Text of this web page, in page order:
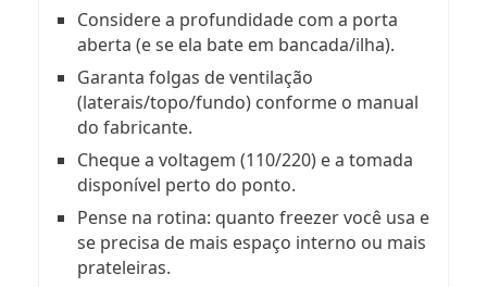
Considere a profundidade com a porta
aberta (e se ela bate em bancada/ilha).
Garanta folgas de ventilação
(laterais/topo/fundo) conforme o manual
do fabricante.
Cheque a voltagem (110/220) e a tomada
disponível perto do ponto.
Pense na rotina: quanto freezer você usa e
se precisa de mais espaço interno ou mais
prateleiras.